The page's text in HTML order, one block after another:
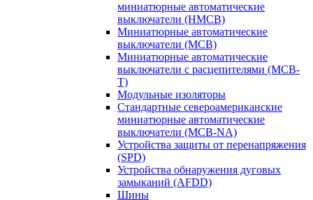
миниатюрные автоматические
выключатели (HMCB)
Миниатюрные автоматические
выключатели (MCB)
Миниатюрные автоматические
выключатели с расцепителями (MCB-
T)
Модульные изоляторы
Стандартные североамериканские
миниатюрные автоматические
выключатели (MCB-NA)
Устройства защиты от перенапряжения
(SPD)
Устройства обнаружения дуговых
замыканий (AFDD)
Шины